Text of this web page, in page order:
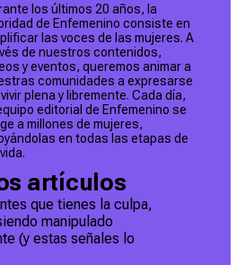
los últimos 20 años, la
de Enfemenino consiste en
las voces de las mujeres. A
de nuestros contenidos,
y eventos, queremos animar a
comunidades a expresarse
vivir plena y libremente. Cada día,
editorial de Enfemenino se
a millones de mujeres,
en todas las etapas de
artículos
que tienes la culpa,
manipulado
(y estas señales lo